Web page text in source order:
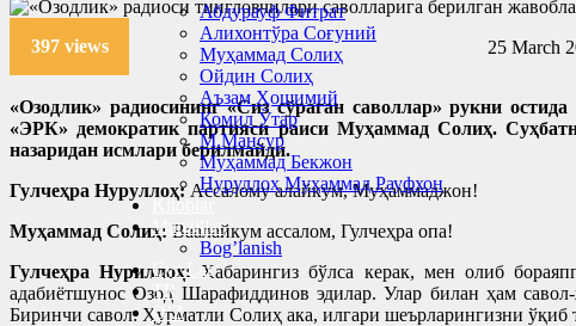
Абдурауф Фитрат
Алихонтўра Соғуний
Муҳаммад Солиҳ
Ойдин Солиҳ
Аъзам Ҳошимий
Комил Ўтар
М.Мансур
Муҳаммад Бекжон
Нуруллоҳ Муҳаммад Рауфхон
Kitoblar
Manzillar
Bog’lanish
Cyr-Lat
TR
O’Z
397 views 25 March
«Озодлик» радиосининг «Сиз сўраган саволлар» рукни
«ЭРК» демократик партияси раиси Муҳаммад Солиҳ.
назаридан исмлари берилмайди.
Гулчеҳра Нуруллоҳ:Ассалому алайкум, Муҳаммаджон!
Муҳаммад Солиҳ: Ваалайкум ассалом, Гулчеҳра опа!
Гулчеҳра Нуриллоҳ: Хабарингиз бўлса керак, мен олиб
адабиётшунос Озод Шарафиддинов эдилар. Улар билан ҳам
Биринчи савол: Ҳурматли Солиҳ ака, илгари шеърларингизни ўқиб